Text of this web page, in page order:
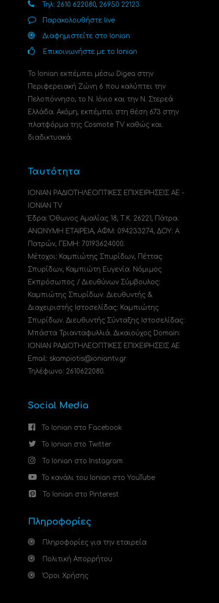
Τηλ: 2610 622080, 26950 22123
Παρακολουθήστε live
Διαφημιστείτε στο Ionian
Επικοινωνήστε με το Ionian
Το Ionian εκπέμπει μέσω Digea στην
Περιφερειακή Ζώνη 6 που καλύπτει την
Πελοπόννησο, το N. Ιόνιο και την Ν. Στερεά
Ελλάδα. Ακόμη, εκπέμπει στη θέση 673 στην
πλατφόρμα της Cosmote TV καθώς και
διαδικτυακά.
Ταυτότητα
ΙΟΝΙΑΝ ΡΑΔΙΟΤΗΛΕΟΠΤΙΚΕΣ ΕΠΙΧΕΙΡΗΣΕΙΣ ΑΕ -
IONIAN TV
Έδρα: Όθωνος Αμαλίας 18, Τ.Κ. 26221, Πάτρα.
ΑΝΩΝΥΜΗ ΕΤΑΙΡΕΙΑ, ΑΦΜ: 094233274, ΔΟΥ: A
Πατρών, ΓΕΜΗ: 70193624000.
Μέτοχοι: Καμπιώτης Σπυρίδων, Πέττας
Σπυρίδων, Καμπιώτη Ευγενία. Νόμιμος
Εκπρόσωπος / Διευθύνων Σύμβουλος:
Καμπιώτης Σπυρίδων. Διευθυντής &
Διαχειριστής Ιστοσελίδας: Καμπιώτης
Σπυρίδων. Διευθυντής Σύνταξης Ιστοσελίδας:
Μπάστα Τριανταφυλλιά. Δικαιούχος Domain:
ΙΟΝΙΑΝ ΡΑΔΙΟΤΗΛΕΟΠΤΙΚΕΣ ΕΠΙΧΕΙΡΗΣΕΙΣ ΑΕ
Email: skampiotis@ioniantv.gr
Τηλέφωνο: 2610622080.
Social Media
Το Ionian στο Facebook
Το Ionian στο Twitter
Το Ionian στο Instagram
Το κανάλι του Ionian στο YouTube
Το Ionian στο Pinterest
Πληροφορίες
Πληροφορίες για την εταιρεία
Πολιτική Απορρήτου
Όροι Χρήσης